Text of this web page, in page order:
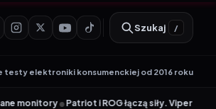
Szukaj /
testy elektroniki konsumenckiej od 2016 roku
łączą siły. Viper Steel 5 Infinite RGB DDR5